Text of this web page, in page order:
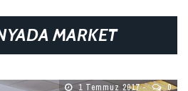
MARKET
1 Temmuz 2017 0